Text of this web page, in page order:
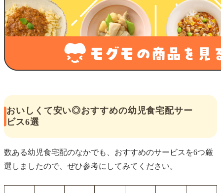
おいしくて安い◎おすすめの幼児食宅配サー
ビス6選
数ある幼児食宅配のなかでも、おすすめのサービスを6つ厳
選しましたので、ぜひ参考にしてみてください。